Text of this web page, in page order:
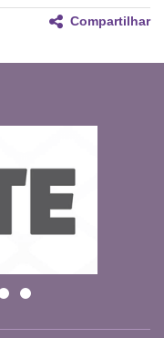
Compartilhar